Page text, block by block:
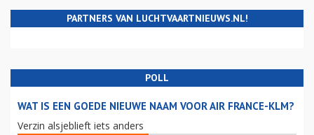
PARTNERS VAN LUCHTVAARTNIEUWS.NL!
POLL
WAT IS EEN GOEDE NIEUWE NAAM VOOR AIR FRANCE-KLM?
Verzin alsjeblieft iets anders